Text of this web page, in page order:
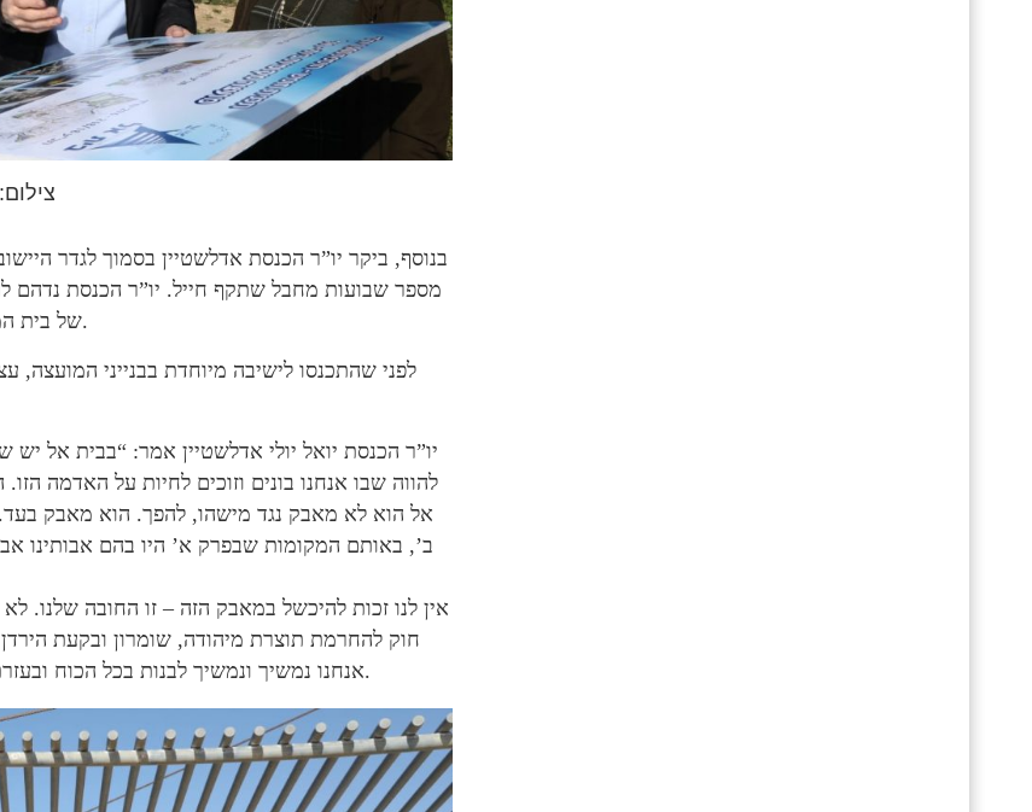
בנוסף, ביקר יו”ר הכנסת אדלשטיין בסמוך לגדר
מספר שבועות מחבל שתקף חייל. יו”ר הכנסת
של בית המשפט, אשר קבע כי יש להשאיר חור בגדר, דרכו נכנס המחבל.
לפני שהתכנסו לישיבה מיוחדת בבנייני
יו”ר הכנסת יואל יולי אדלשטיין אמר: “בבית אל
אל הוא לא מאבק נגד מישהו, להפך. הוא מאבק
ב’, באותם המקומות שבפרק א’ היו בהם אבותינו
אין לנו זכות להיכשל במאבק הזה – זו החובה שלנו.
חוק להחרמת תוצרת מיהודה, שומרון ובקעת
אנחנו נמשיך ונמשיך לבנות בכל הכוח ובעזרת ה’ היישובים האלה יהפכו במהרה לערים מן המניין בישראל״.